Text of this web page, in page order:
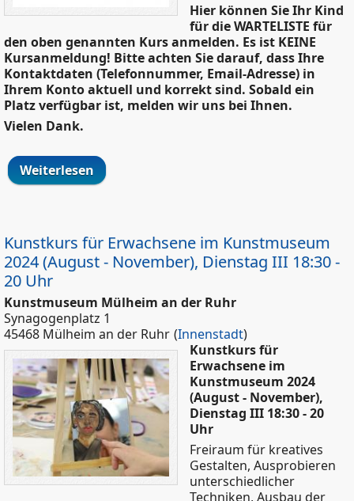
Hier können Sie Ihr Kind
für die WARTELISTE für
den oben genannten Kurs anmelden. Es ist KEINE
Kursanmeldung! Bitte achten Sie darauf, dass Ihre
Kontaktdaten (Telefonnummer, Email-Adresse) in
Ihrem Konto aktuell und korrekt sind. Sobald ein
Platz verfügbar ist, melden wir uns bei Ihnen.
Vielen Dank.
Weiterlesen über ***WARTELISTE*** Kunstkurs für
Kinder in der KATHARINENSCHULE
Kunstkurs für Erwachsene im Kunstmuseum
2024 (August - November), Dienstag III 18:30 -
20 Uhr
Kunstmuseum Mülheim an der Ruhr
Synagogenplatz 1
45468 Mülheim an der Ruhr (Innenstadt)
Kunstkurs für
Erwachsene im
Kunstmuseum 2024
(August - November),
Dienstag III 18:30 - 20
Uhr
Freiraum für kreatives
Gestalten, Ausprobieren
unterschiedlicher
Techniken, Ausbau der